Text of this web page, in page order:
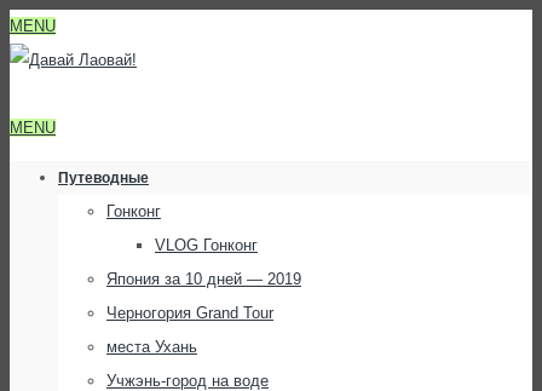
MENU
MENU
Путеводные
Гонконг
VLOG Гонконг
Япония за 10 дней — 2019
Черногория Grand Tour
места Ухань
Учжэнь-город на воде